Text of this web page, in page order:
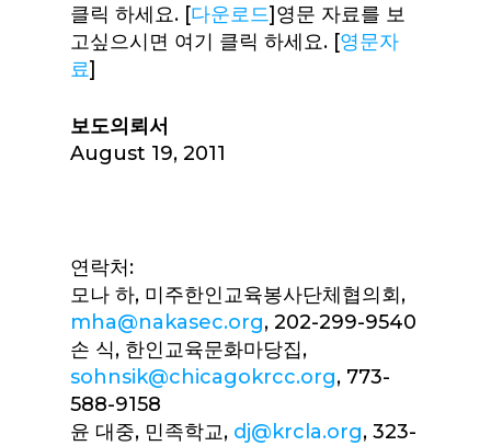
클릭 하세요. [다운로드]영문 자료를 보
고싶으시면 여기 클릭 하세요. [영문자
료]
보도의뢰서
August 19, 2011
연락처:
모나 하, 미주한인교육봉사단체협의회,
mha@nakasec.org, 202-299-9540
손 식, 한인교육문화마당집,
sohnsik@chicagokrcc.org, 773-
588-9158
윤 대중, 민족학교, dj@krcla.org, 323-